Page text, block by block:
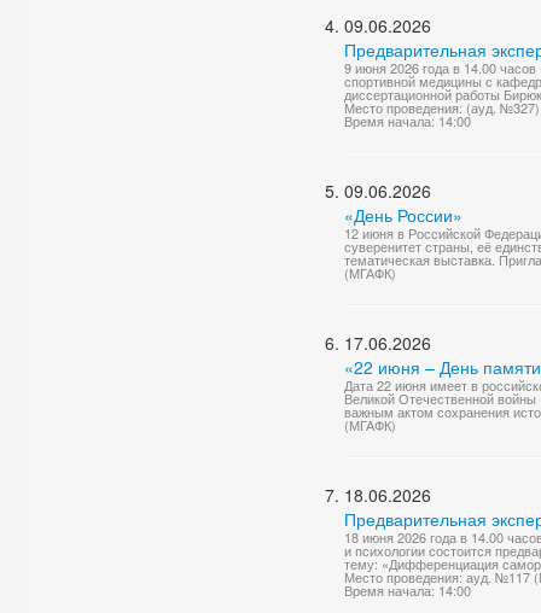
09.06.2026
Предварительная
9 июня 2026 года в 14.00
спортивной медицины с
диссертационной работы
Место проведения: (ауд.
Время начала: 14:00
09.06.2026
«День России»
12 июня в Российской
суверенитет страны, её
тематическая выставка.
(МГАФК)
17.06.2026
«22 июня – День
Дата 22 июня имеет в
Великой Отечественной войны
важным актом сохранения
(МГАФК)
18.06.2026
Предварительная
18 июня 2026 года в 14.00
и психологии состоится
тему: «Дифференциация
Место проведения: ауд. №117
Время начала: 14:00